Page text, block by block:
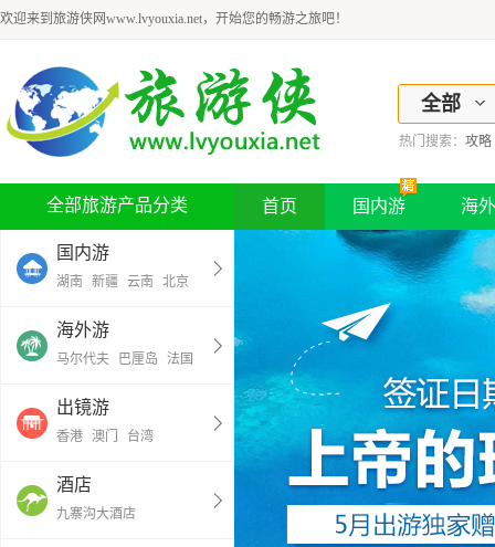
欢迎来到旅游侠网www.lvyouxia.net，开始您的畅游之旅吧！
全部
热门搜索： 攻略
全部旅游产品分类
国内游
湖南 新疆 云南 北京
海外游
马尔代夫 巴厘岛 法国
出镜游
香港 澳门 台湾
酒店
九寨沟大酒店
首页 国内游 海